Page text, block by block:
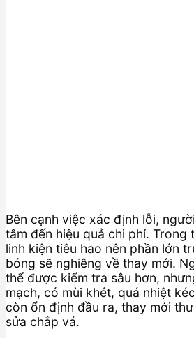
Bên cạnh việc xác định lỗi,
tâm đến hiệu quả chi phí. Trong
linh kiện tiêu hao nên phần lớn
bóng sẽ nghiêng về thay mới.
thể được kiểm tra sâu hơn,
mạch, có mùi khét, quá nhiệt
còn ổn định đầu ra, thay mới
sửa chắp vá.